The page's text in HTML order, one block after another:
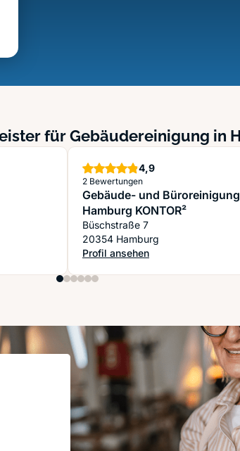
für Gebäudereinigung in
4,9Sterne
2 Bewertungen
Gebäude- und Büroreinigung
Hamburg KONTOR²
Büschstraße 7
20354 Hamburg
Profil ansehen
: Gebäude- und Büroreinigung